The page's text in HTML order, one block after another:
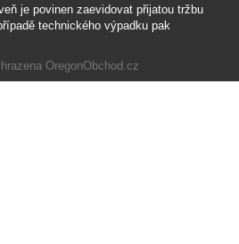
je povinen zaevidovat přijatou tržbu
technického výpadku pak
OregonObchod.cz